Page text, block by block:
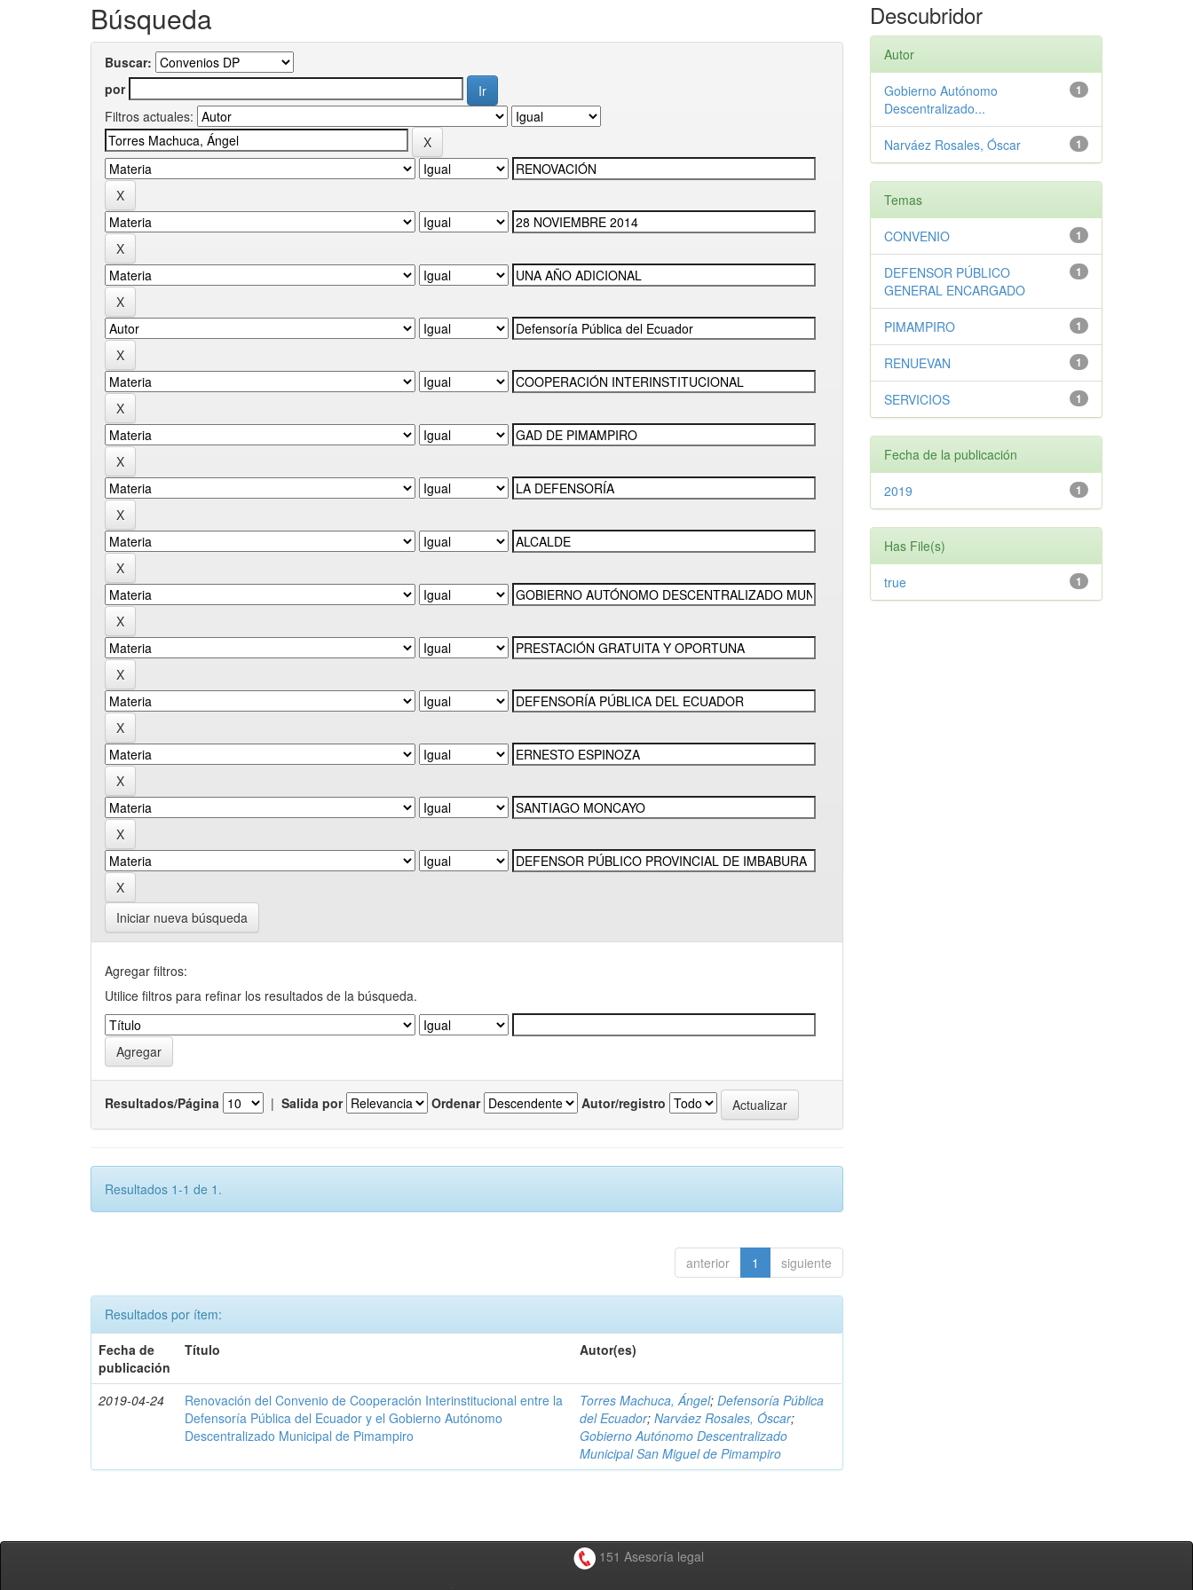
Búsqueda
Buscar:
por
Filtros actuales:
Iniciar nueva búsqueda
Agregar filtros:
Utilice filtros para refinar los resultados de la búsqueda.
Resultados/Página | Salida por Ordenar Autor/registro
Resultados 1-1 de 1.
anterior 1 siguiente
Resultados por ítem:
Fecha de
publicación
Título Autor(es)
2019-04-24
Renovación del Convenio de Cooperación Interinstitucional entre la
Defensoría Pública del Ecuador y el Gobierno Autónomo
Descentralizado Municipal de Pimampiro
Torres Machuca, Ángel;Defensoría Pública
del Ecuador;Narváez Rosales, Óscar;
Gobierno Autónomo Descentralizado
Municipal San Miguel de Pimampiro
Descubridor
Autor
1
Gobierno Autónomo
Descentralizado...
1
Narváez Rosales, Óscar
Temas
1
CONVENIO
1
DEFENSOR PÚBLICO
GENERAL ENCARGADO
1
PIMAMPIRO
1
RENUEVAN
1
SERVICIOS
Fecha de la publicación
1
2019
Has File(s)
1
true
151 Asesoría legal